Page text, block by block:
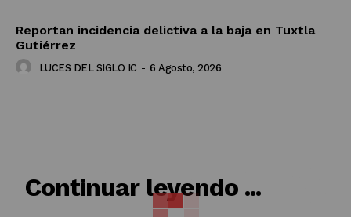
Reportan incidencia delictiva a la baja en Tuxtla
Gutiérrez
LUCES DEL SIGLO IC - 6 Agosto, 2026
Continuar leyendo ...
RELACIONADO